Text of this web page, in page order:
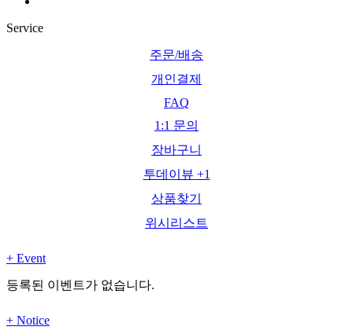
Service
주문/배송
개인결제
FAQ
1:1 문의
장바구니
투데이뷰 +1
상품찾기
위시리스트
+ Event
등록된 이벤트가 없습니다.
+ Notice